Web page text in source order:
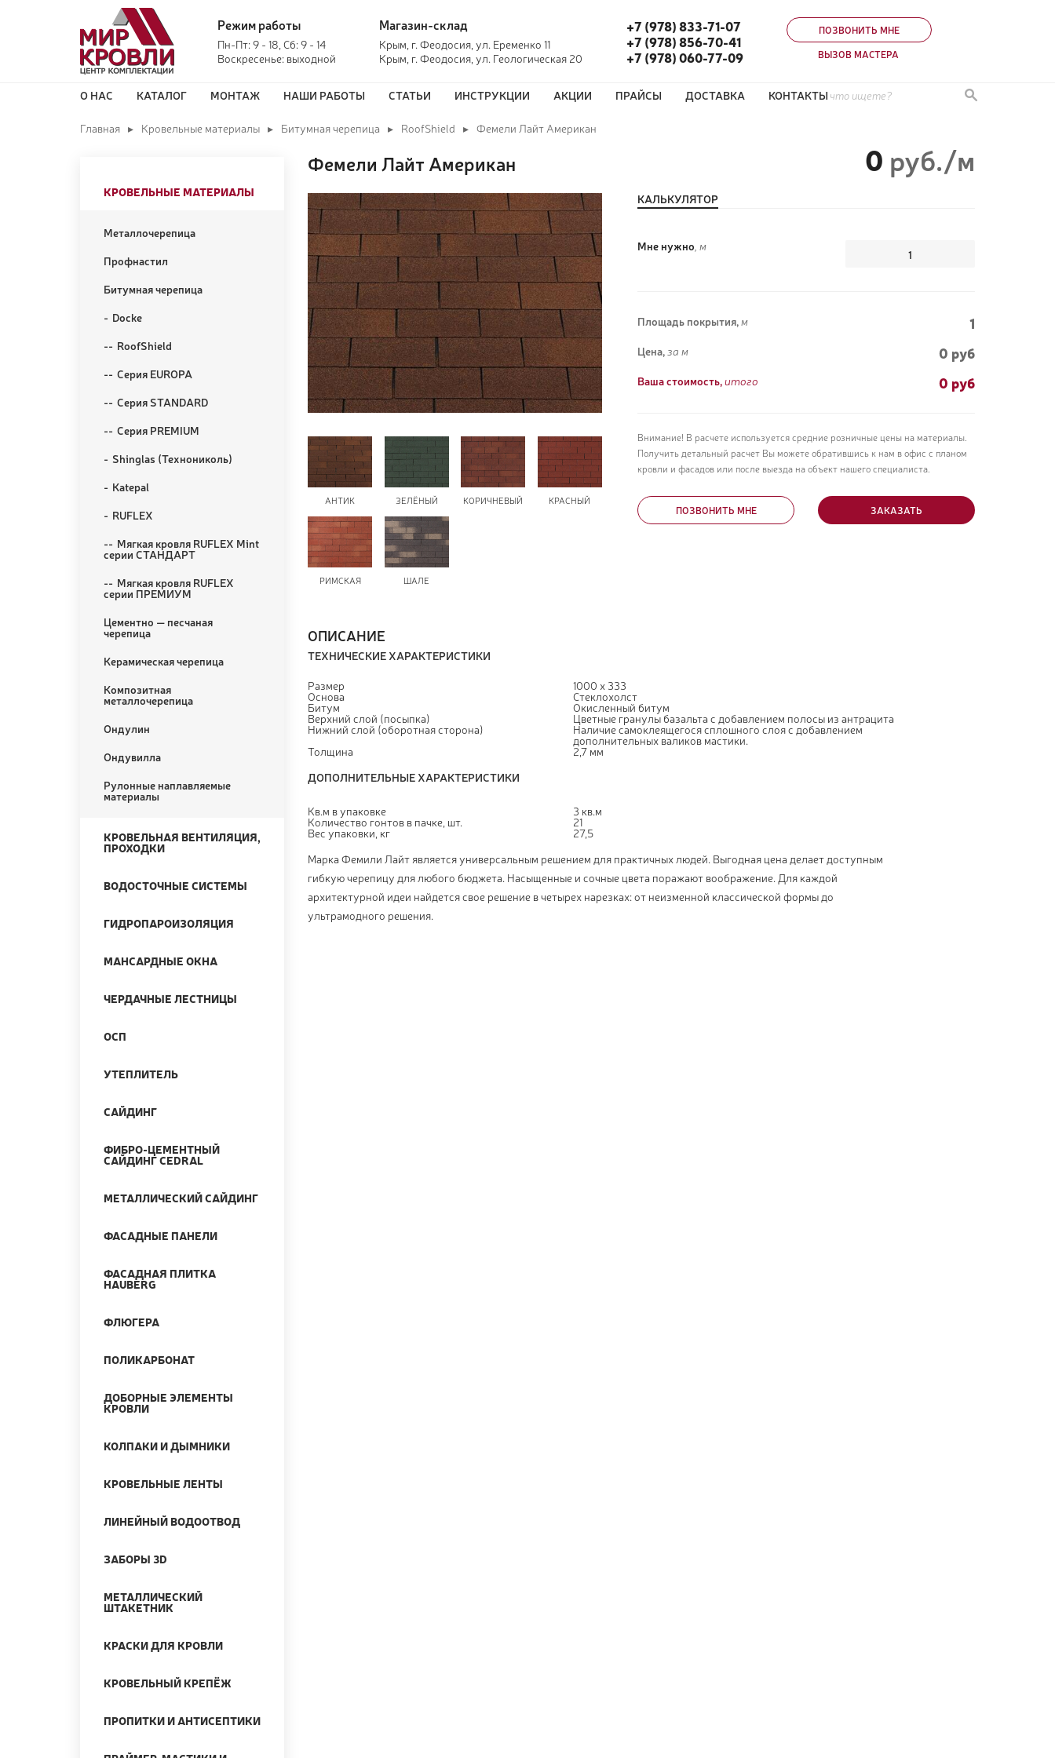
Режим работы
Пн-Пт: 9 - 18, Сб: 9 - 14
Воскресенье: выходной
Магазин-склад
Крым, г. Феодосия, ул. Еременко 11
Крым, г. Феодосия, ул. Геологическая 20
+7 (978) 833-71-07
+7 (978) 856-70-41
+7 (978) 060-77-09
ПОЗВОНИТЬ МНЕ
ВЫЗОВ МАСТЕРА
О НАС КАТАЛОГ МОНТАЖ НАШИ РАБОТЫ СТАТЬИ ИНСТРУКЦИИ АКЦИИ ПРАЙСЫ ДОСТАВКА КОНТАКТЫ
Главная Кровельные материалы Битумная черепица RoofShield Фемели Лайт Американ
КРОВЕЛЬНЫЕ МАТЕРИАЛЫ
Металлочерепица
Профнастил
Битумная черепица
Docke
RoofShield
Серия EUROPA
Серия STANDARD
Серия PREMIUM
Shinglas (Технониколь)
Katepal
RUFLEX
Мягкая кровля RUFLEX Mint
серии СТАНДАРТ
Мягкая кровля RUFLEX
серии ПРЕМИУМ
Цементно — песчаная
черепица
Керамическая черепица
Композитная
металлочерепица
Ондулин
Ондувилла
Рулонные наплавляемые
материалы
КРОВЕЛЬНАЯ ВЕНТИЛЯЦИЯ,
ПРОХОДКИ
ВОДОСТОЧНЫЕ СИСТЕМЫ
ГИДРОПАРОИЗОЛЯЦИЯ
МАНСАРДНЫЕ ОКНА
ЧЕРДАЧНЫЕ ЛЕСТНИЦЫ
ОСП
УТЕПЛИТЕЛЬ
САЙДИНГ
ФИБРО-ЦЕМЕНТНЫЙ
САЙДИНГ CEDRAL
МЕТАЛЛИЧЕСКИЙ САЙДИНГ
ФАСАДНЫЕ ПАНЕЛИ
ФАСАДНАЯ ПЛИТКА
HAUBERG
ФЛЮГЕРА
ПОЛИКАРБОНАТ
ДОБОРНЫЕ ЭЛЕМЕНТЫ
КРОВЛИ
КОЛПАКИ И ДЫМНИКИ
КРОВЕЛЬНЫЕ ЛЕНТЫ
ЛИНЕЙНЫЙ ВОДООТВОД
ЗАБОРЫ 3D
МЕТАЛЛИЧЕСКИЙ
ШТАКЕТНИК
КРАСКИ ДЛЯ КРОВЛИ
КРОВЕЛЬНЫЙ КРЕПЁЖ
ПРОПИТКИ И АНТИСЕПТИКИ
Фемели Лайт Американ 0 руб./м
АНТИК ЗЕЛЁНЫЙ КОРИЧНЕВЫЙ КРАСНЫЙ
РИМСКАЯ ШАЛЕ
КАЛЬКУЛЯТОР
Мне нужно , м
Площадь покрытия,м 1
Цена, за м 0 руб
Ваша стоимость,итого 0 руб
Внимание! В расчете используется средние розничные цены на материалы.
Получить детальный расчет Вы можете обратившись к нам в офис с планом
кровли и фасадов или после выезда на объект нашего специалиста.
ПОЗВОНИТЬ МНЕ ЗАКАЗАТЬ
ОПИСАНИЕ
ТЕХНИЧЕСКИЕ ХАРАКТЕРИСТИКИ
Размер 1000 х 333
Основа Стеклохолст
Битум Окисленный битум
Верхний слой (посыпка) Цветные гранулы базальта с добавлением полосы из антрацита
Нижний слой (оборотная сторона) Наличие самоклеящегося сплошного слоя с добавлением
дополнительных валиков мастики.
Толщина
2,7 мм
ДОПОЛНИТЕЛЬНЫЕ ХАРАКТЕРИСТИКИ
Кв.м в упаковке 3 кв.м
Количество гонтов в пачке, шт. 21
Вес упаковки, кг
27,5
Марка Фемили Лайт является универсальным решением для практичных людей. Выгодная цена делает доступным
гибкую черепицу для любого бюджета. Насыщенные и сочные цвета поражают воображение. Для каждой
архитектурной идеи найдется свое решение в четырех нарезках: от неизменной классической формы до
ультрамодного решения.